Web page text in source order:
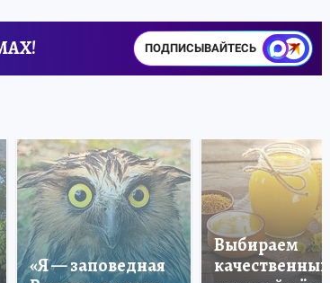
ПОДПИСЫВАЙТЕСЬ
«Я — заповедная
Выбираем
качественный